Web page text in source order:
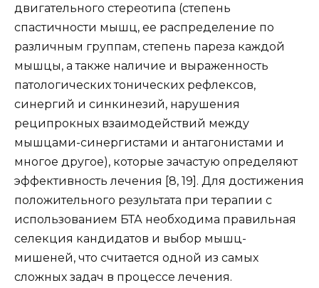
двигательного стереотипа (степень
спастичности мышц, ее распределение по
различным группам, степень пареза каждой
мышцы, а также наличие и выраженность
патологических тонических рефлексов,
синергий и синкинезий, нарушения
реципрокных взаимодействий между
мышцами-синергистами и антагонистами и
многое другое), которые зачастую определяют
эффективность лечения [8, 19]. Для достижения
положительного результата при терапии с
использованием БТА необходима правильная
селекция кандидатов и выбор мышц-
мишеней, что считается одной из самых
сложных задач в процессе лечения.